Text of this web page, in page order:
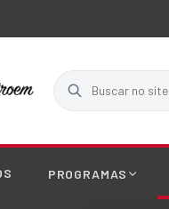
Buscar no site
PROGRAMAS